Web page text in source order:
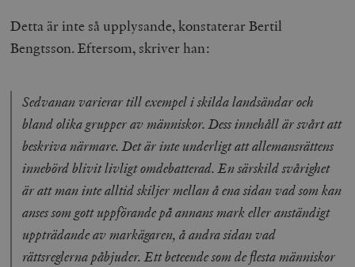
Detta är inte så upplysande, konstaterar Bertil
Bengtsson. Eftersom, skriver han:
Sedvanan varierar till exempel i skilda landsändar och
bland olika grupper av människor. Dess innehåll är svårt att
beskriva närmare. Det är inte underligt att allemansrättens
innebörd blivit livligt omdebatterad. En särskild svårighet
är att man inte alltid skiljer mellan å ena sidan vad som kan
anses som gott uppförande på̊ annans mark eller anständigt
uppträdande av markägaren, å andra sidan vad
rättsreglerna påbjuder. Ett beteende som de flesta människor